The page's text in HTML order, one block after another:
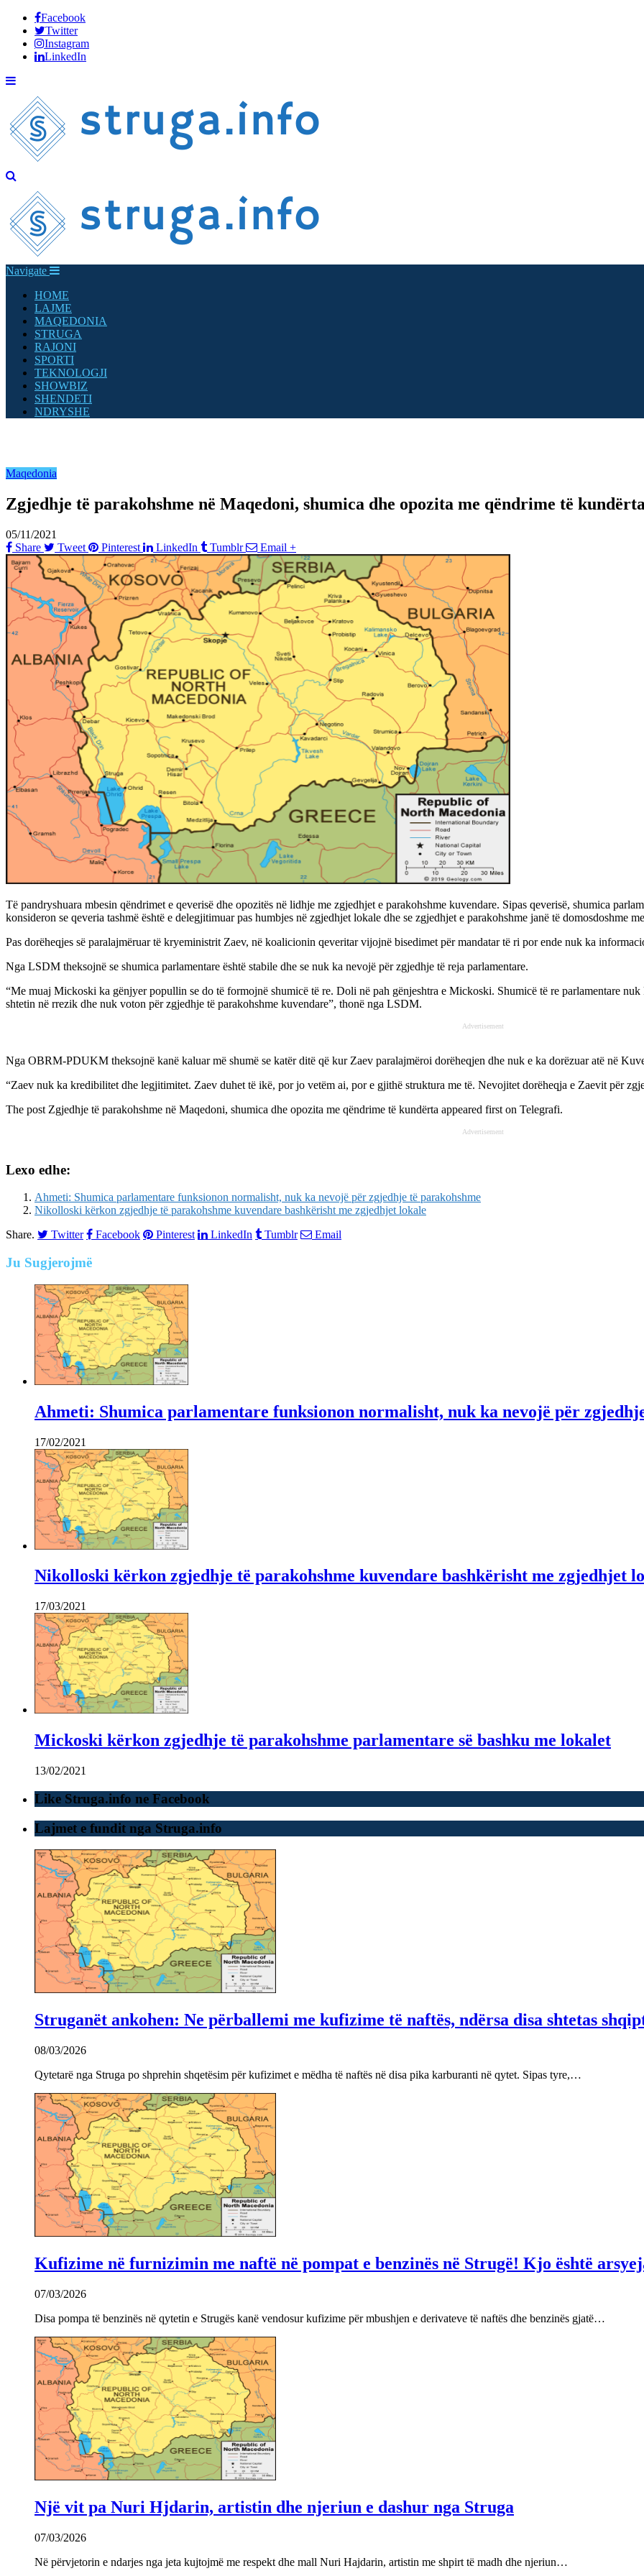
Facebook
Twitter
Instagram
LinkedIn
Navigate
HOME
LAJME
MAQEDONIA
STRUGA
RAJONI
SPORTI
TEKNOLOGJI
SHOWBIZ
SHENDETI
NDRYSHE
Maqedonia
Zgjedhje të parakohshme në Maqedoni, shumica dhe opozita me qëndrime të
05/11/2021
Share
Tweet Pinterest LinkedIn Tumblr Email +
Të pandryshuara mbesin qëndrimet e qeverisë dhe opozitës në lidhje me zgjedhjet e parakohshme kuvendare. Sipas qeverisë, shumica
konsideron se qeveria tashmë është e delegjitimuar pas humbjes në zgjedhjet lokale dhe se zgjedhjet e parakohshme janë të domosdoshme
Pas dorëheqjes së paralajmëruar të kryeministrit Zaev, në koalicionin qeveritar vijojnë bisedimet për mandatar të ri por ende nuk ka
Nga LSDM theksojnë se shumica parlamentare është stabile dhe se nuk ka nevojë për zgjedhje të reja parlamentare.
“Me muaj Mickoski ka gënjyer popullin se do të formojnë shumicë të re. Doli në pah gënjeshtra e Mickoski. Shumicë të re parlamentare
shtetin në rrezik dhe nuk voton për zgjedhje të parakohshme kuvendare”, thonë nga LSDM.
Advertisement
Nga OBRM-PDUKM theksojnë kanë kaluar më shumë se katër ditë që kur Zaev paralajmëroi dorëheqjen dhe nuk e ka dorëzuar atë në
“Zaev nuk ka kredibilitet dhe legjitimitet. Zaev duhet të ikë, por jo vetëm ai, por e gjithë struktura me të. Nevojitet dorëheqja e Zaevit për
The post Zgjedhje të parakohshme në Maqedoni, shumica dhe opozita me qëndrime të kundërta appeared first on Telegrafi.
Advertisement
Lexo edhe:
Ahmeti: Shumica parlamentare funksionon normalisht, nuk ka nevojë për zgjedhje të parakohshme
Nikolloski kërkon zgjedhje të parakohshme kuvendare bashkërisht me zgjedhjet lokale
Share.
Twitter Facebook Pinterest LinkedIn Tumblr Email
Ju Sugjerojmë
Ahmeti: Shumica parlamentare funksionon normalisht, nuk ka nevojë për
17/02/2021
Nikolloski kërkon zgjedhje të parakohshme kuvendare bashkërisht me zgjedhjet
17/03/2021
Mickoski kërkon zgjedhje të parakohshme parlamentare së bashku me lokalet
13/02/2021
Like Struga.info ne Facebook
Lajmet e fundit nga Struga.info
Struganët ankohen: Ne përballemi me kufizime të naftës, ndërsa disa shtetas
08/03/2026
Qytetarë nga Struga po shprehin shqetësim për kufizimet e mëdha të naftës në disa pika karburanti në qytet. Sipas tyre,…
Kufizime në furnizimin me naftë në pompat e benzinës në Strugë! Kjo është
07/03/2026
Disa pompa të benzinës në qytetin e Strugës kanë vendosur kufizime për mbushjen e derivateve të naftës dhe benzinës gjatë…
Një vit pa Nuri Hjdarin, artistin dhe njeriun e dashur nga Struga
07/03/2026
Në përvjetorin e ndarjes nga jeta kujtojmë me respekt dhe mall Nuri Hajdarin, artistin me shpirt të madh dhe njeriun…